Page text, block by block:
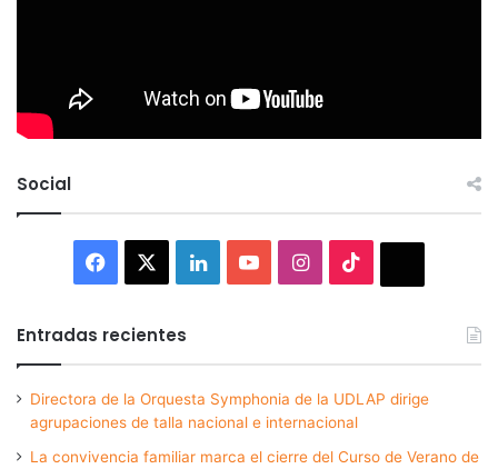
Social
Facebook LinkedInYouTubeInstagram
Entradas recientes
Directora de la Orquesta Symphonia de la UDLAP dirige
agrupaciones de talla nacional e internacional
La convivencia familiar marca el cierre del Curso de Verano de